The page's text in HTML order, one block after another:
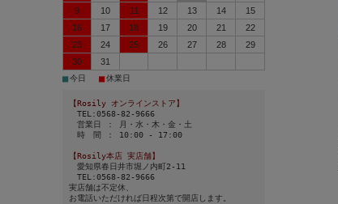
9
10 11 12 13 14
15
16
17 18 19 20 21
22
23
24 25 26 27 28
29
30
31
■今日 ■休業日
【Rosily オンラインストア】
TEL:0568-82-9666
営業日 ： 月・水・木・金・土
時 間 ： 10:00 - 17:00
【Rosily本店 実店舗】
愛知県春日井市堀ノ内町2-11
TEL:0568-82-9666
実店舗は不定休、
お電話いただければ日程次第で開店します。